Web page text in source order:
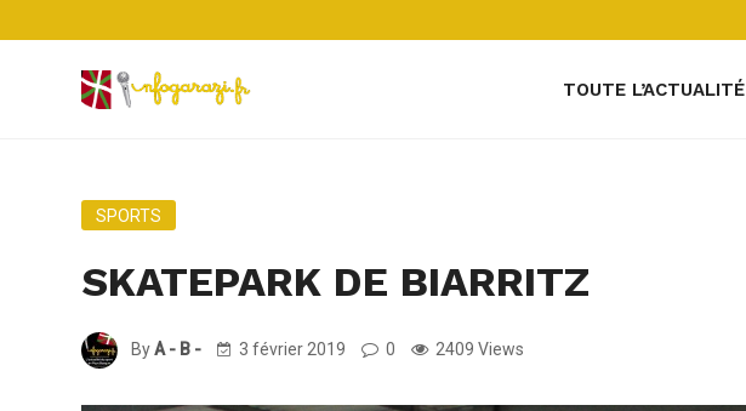
TOUTE L’ACTUALITÉ
SPORTS
SKATEPARK DE BIARRITZ
ByA - B - 3 février 2019 0 2409 Views